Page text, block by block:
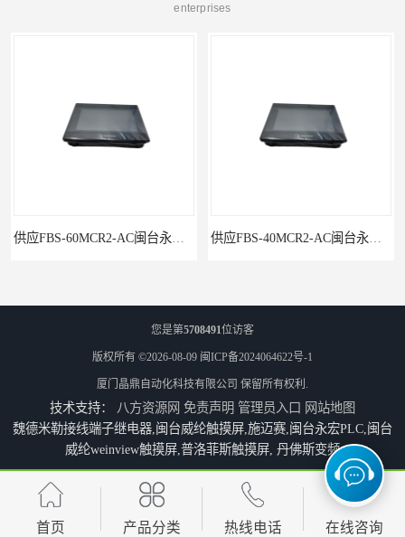
enterprises
永宏7寸触摸屏HF070L-00
您是第5708491位访客
版权所有 ©2026-08-09 闽ICP备2024064622号-1
厦门晶鼎自动化科技有限公司 保留所有权利.
技术支持： 八方资源网 免责声明 管理员入口 网站地图
魏德米勒接线端子继电器,闽台威纶触摸屏,施迈赛,闽台永宏PLC,闽台
威纶weinview触摸屏,普洛菲斯触摸屏, 丹佛斯变频
首页 产品分类 热线电话 在线咨询